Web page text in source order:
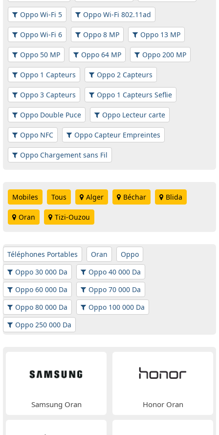
Oppo Wi-Fi 5 Oppo Wi-Fi 802.11ad
Oppo Wi-Fi 6 Oppo 8 MP Oppo 13 MP
Oppo 50 MP Oppo 64 MP Oppo 200 MP
Oppo 1 Capteurs Oppo 2 Capteurs
Oppo 3 Capteurs Oppo 1 Capteurs Seflie
Oppo Double Puce Oppo Lecteur carte
Oppo NFC Oppo Capteur Empreintes
Oppo Chargement sans Fil
Mobiles Tous Alger Béchar Blida
Oran Tizi-Ouzou
Téléphones Portables Oran
Oppo
Oppo 30 000 Da
Oppo 40 000 Da
Oppo 60 000 Da
Oppo 70 000 Da
Oppo 80 000 Da
Oppo 100 000 Da
Oppo 250 000 Da
Samsung Oran Honor Oran